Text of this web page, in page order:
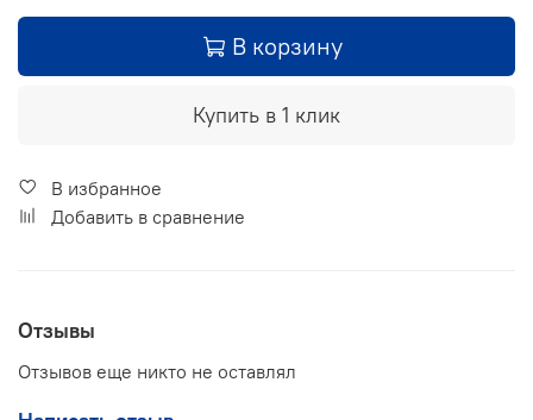
В корзину
Купить в 1 клик
В избранное
Добавить в сравнение
Отзывы
Отзывов еще никто не оставлял